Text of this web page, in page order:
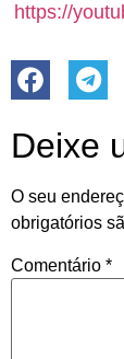
https://
Deixe
O seu
obrigatórios
Comentário *